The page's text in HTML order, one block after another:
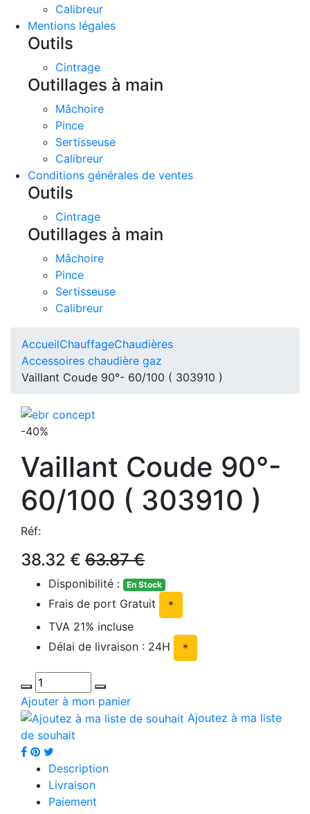
Calibreur
Mentions légales
Outils
Cintrage
Outillages à main
Mâchoire
Pince
Sertisseuse
Calibreur
Conditions générales de ventes
Outils
Cintrage
Outillages à main
Mâchoire
Pince
Sertisseuse
Calibreur
AccueilChauffageChaudières
Accessoires chaudière gaz
Vaillant Coude 90°- 60/100 ( 303910 )
-40%
Vaillant Coude 90°-
60/100 ( 303910 )
Réf:
38.32 € 63.87 €
Disponibilité : En Stock
Frais de port Gratuit
*
TVA 21% incluse
Délai de livraison : 24H
*
Ajouter à mon panier
Ajoutez à ma liste
de souhait
Description
Livraison
Paiement